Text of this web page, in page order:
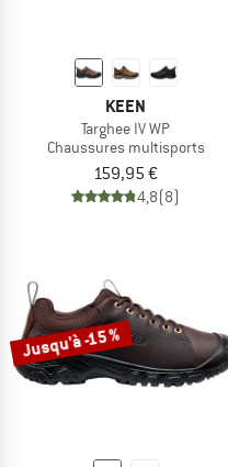
KEEN
Targhee IV WP
Chaussures multisports
159,95 €
4,8(8)
Jusqu'à -15 %